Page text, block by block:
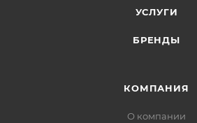
УСЛУГИ
БРЕНДЫ
КОМПАНИЯ
О компании